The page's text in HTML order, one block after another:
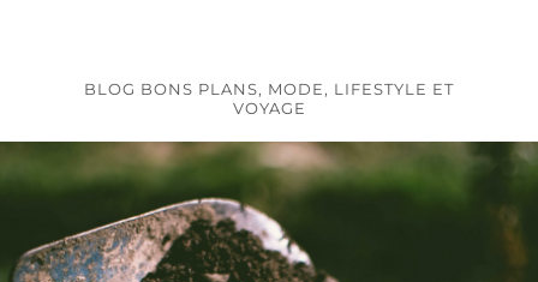
BLOG BONS PLANS, MODE, LIFESTYLE ET
VOYAGE